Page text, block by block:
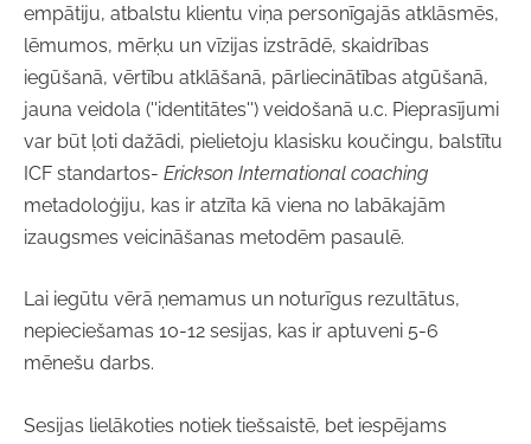
empātiju, atbalstu klientu viņa personīgajās atklāsmēs,
lēmumos, mērķu un vīzijas izstrādē, skaidrības
iegūšanā, vērtību atklāšanā, pārliecinātības atgūšanā,
jauna veidola (''identitātes'') veidošanā u.c. Pieprasījumi
var būt ļoti dažādi, pielietoju klasisku koučingu, balstītu
ICF standartos- Erickson International coaching
metadoloģiju, kas ir atzīta kā viena no labākajām
izaugsmes veicināšanas metodēm pasaulē.
Lai iegūtu vērā ņemamus un noturīgus rezultātus,
nepieciešamas 10-12 sesijas, kas ir aptuveni 5-6
mēnešu darbs.
Sesijas lielākoties notiek tiešsaistē, bet iespējams